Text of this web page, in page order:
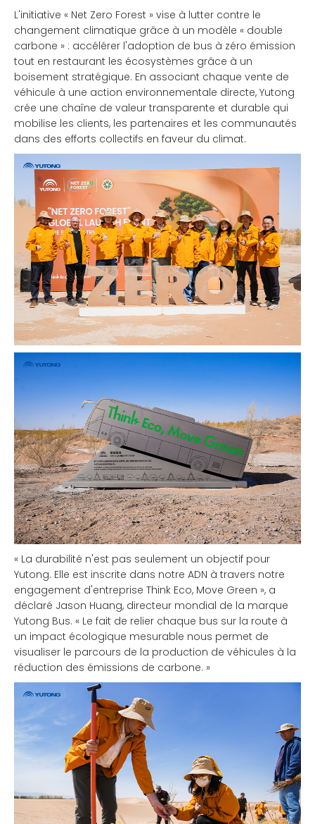
L'initiative « Net Zero Forest » vise à lutter contre le
changement climatique grâce à un modèle « double
carbone » : accélérer l'adoption de bus à zéro émission
tout en restaurant les écosystèmes grâce à un
boisement stratégique. En associant chaque vente de
véhicule à une action environnementale directe, Yutong
crée une chaîne de valeur transparente et durable qui
mobilise les clients, les partenaires et les communautés
dans des efforts collectifs en faveur du climat.
« La durabilité n'est pas seulement un objectif pour
Yutong. Elle est inscrite dans notre ADN à travers notre
engagement d'entreprise Think Eco, Move Green », a
déclaré Jason Huang, directeur mondial de la marque
Yutong Bus. « Le fait de relier chaque bus sur la route à
un impact écologique mesurable nous permet de
visualiser le parcours de la production de véhicules à la
réduction des émissions de carbone. »